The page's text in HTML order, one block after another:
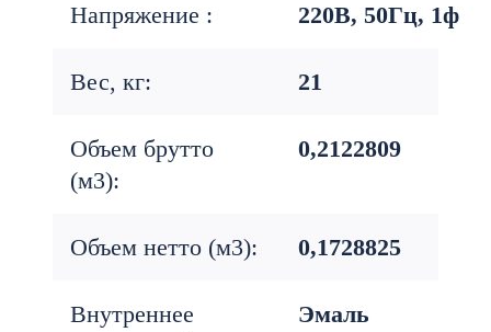
Напряжение : 220В, 50Гц, 1ф
Вес, кг: 21
Объем брутто
(м3):
0,2122809
Объем нетто (м3): 0,1728825
Внутреннее
Эмаль